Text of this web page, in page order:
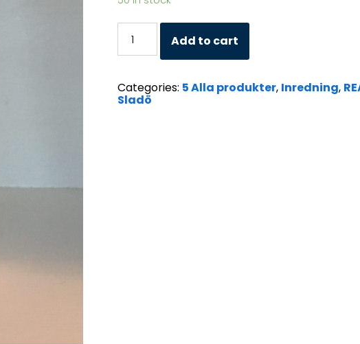
awaymugg
och
Sladö
Add to cart
Categories: 5 Alla produkter, Inredning,
Sladö